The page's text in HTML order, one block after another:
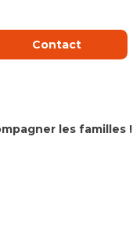
Contact
les familles !